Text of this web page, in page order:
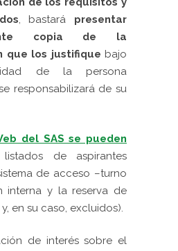
, bastará presentar
copia de la
que los justifique bajo
de la persona
responsabilizará de su
del SAS se pueden
de aspirantes
de acceso –turno
interna y la reserva de
en su caso, excluidos).
de interés sobre el